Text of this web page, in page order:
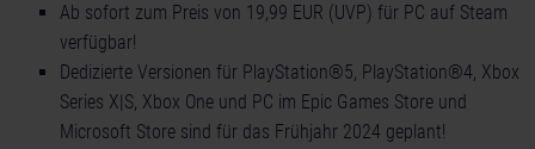
Ab sofort zum Preis von 19,99 EUR (UVP) für PC auf Steam
verfügbar!
Dedizierte Versionen für PlayStation®5, PlayStation®4, Xbox
Series X|S, Xbox One und PC im Epic Games Store und
Microsoft Store sind für das Frühjahr 2024 geplant!